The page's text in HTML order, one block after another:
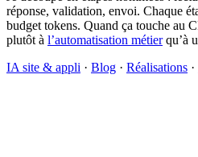
réponse, validation, envoi. Chaque
budget tokens. Quand ça touche au
plutôt à l’automatisation métier qu’à
IA site & appli · Blog · Réalisations ·